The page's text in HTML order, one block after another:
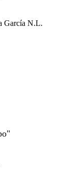
García N.L.